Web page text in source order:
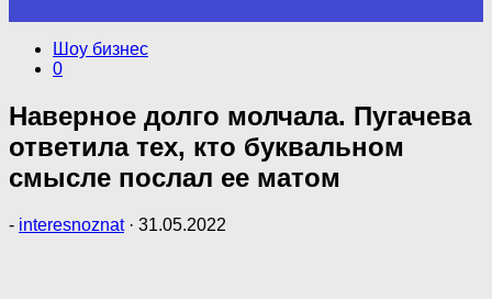
Шоу бизнес
0
Наверное долго молчала. Пугачева
ответила тех, кто буквальном
смысле послал ее матом
- interesnoznat · 31.05.2022